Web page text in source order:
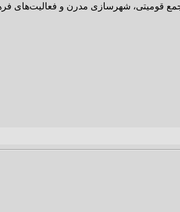
قومیتی، شهرسازی مدرن و فعالیت‌های